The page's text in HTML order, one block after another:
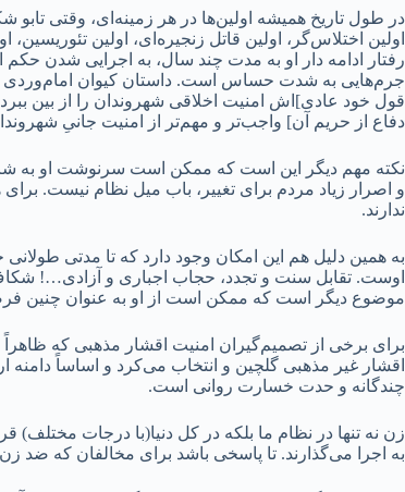
در طول تاریخ همیشه اولین‌ها در هر زمینه‌ای، وقتی
اولین اختلاس‌گر، اولین قاتل زنجیره‌ای، اولین تئوریسین،
رفتار ادامه دار او به مدت چند سال، به اجرایی شدن
جرم‌هایی به شدت حساس است. داستان کیوان امام‌وردی
قول خود عادی]اش امنیت اخلاقی شهروندان را از بین
دفاع از حریم آن] واجب‌تر و مهم‌تر از امنیت جانیِ
نکته مهم دیگر این است که ممکن است سرنوشت او به
و اصرار زیاد مردم برای تغییر، باب میل نظام نیست.
ندارند.
به همین دلیل هم این امکان وجود دارد که تا مدتی
اوست. تقابل سنت و تجدد، حجاب اجباری و آزادی…!
موضوع دیگر است که ممکن است از او به عنوان چنین
برای برخی از تصمیم‌گیران امنیت اقشار مذهبی که ظاهراً
اقشار غیر مذهبی گلچین و انتخاب می‌کرد و اساساً دامنه
چندگانه و حدت خسارت روانی است.
زن نه تنها در نظام ما بلکه در کل دنیا(با درجات
به اجرا می‌گذارند. تا پاسخی باشد برای مخالفان که ضد زن